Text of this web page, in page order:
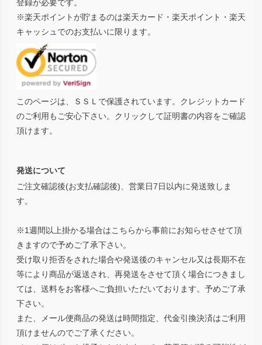
登録が必要です。
※楽天ポイントが貯まるのは楽天カード・楽天ポイント・楽天
キャッシュでのお支払いに限ります。
このページは、ＳＳＬで保護されています。クレジットカード
のご利用もご安心下さい。クリックして証明書の内容をご確認
頂けます。
発送について
ご注文確認後(お支払確認後)、営業日7日以内に発送致しま
す。
※1週間以上掛かる場合はこちらから事前にお知らせさせて頂
きますので予めご了承下さい。
受け取り拒否をされた場合や発送後のキャンセル又は長期不在
等により商品が返送され、再発送をさせて頂く場合につきまし
ては、送料をお客様へご負担いただいております。予めご了承
下さい。
また、メール便商品の発送は時間指定、代金引換決済はご利用
頂けませんのでご了承ください。